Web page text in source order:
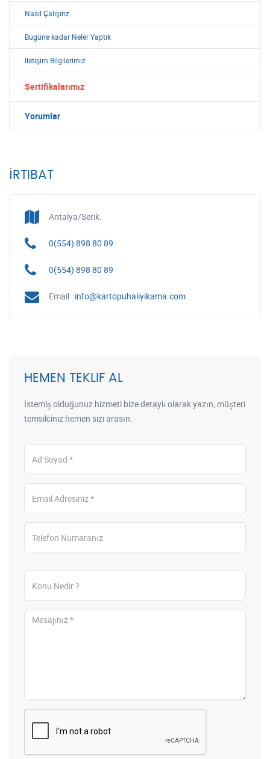
Nasıl Çalışırız
Bugüne kadar Neler Yaptık
İletişim Bilgilerimiz
Sertifikalarımız
Yorumlar
İRTIBAT
Antalya/Serik.
0(554) 898 80 89
0(554) 898 80 89
Email : info@kartopuhaliyikama.com
HEMEN TEKLIF AL
İstemiş olduğunuz hizmeti bize detaylı olarak yazın, müşteri
temsilciniz hemen sizi arasın.